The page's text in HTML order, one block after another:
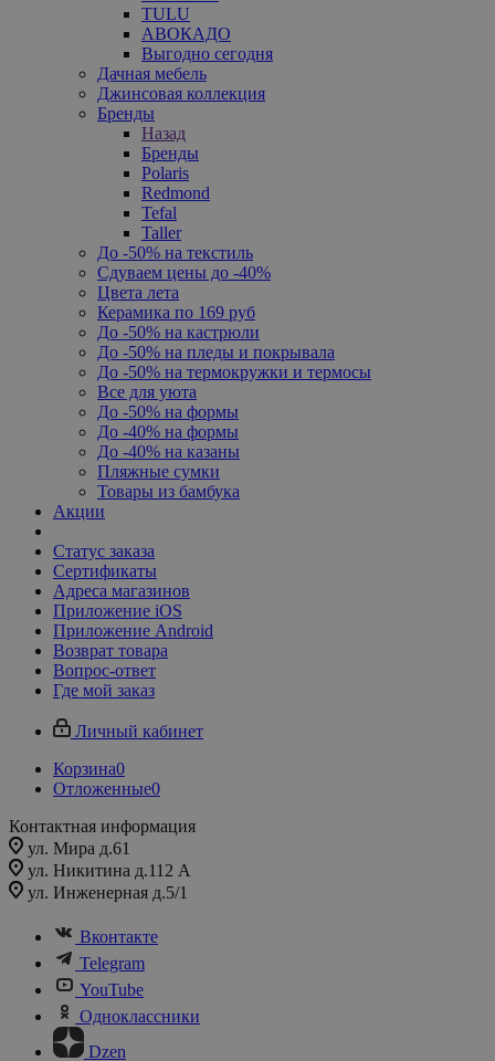
TULU
АВОКАДО
Выгодно сегодня
Дачная мебель
Джинсовая коллекция
Бренды
Назад
Бренды
Polaris
Redmond
Tefal
Taller
До -50% на текстиль
Сдуваем цены до -40%
Цвета лета
Керамика по 169 руб
До -50% на кастрюли
До -50% на пледы и покрывала
До -50% на термокружки и термосы
Все для уюта
До -50% на формы
До -40% на формы
До -40% на казаны
Пляжные сумки
Товары из бамбука
Акции
Статус заказа
Сертификаты
Адреса магазинов
Приложение iOS
Приложение Android
Возврат товара
Вопрос-ответ
Где мой заказ
Личный кабинет
Корзина0
Отложенные0
Контактная информация
ул. Мира д.61
ул. Никитина д.112 А
ул. Инженерная д.5/1
Вконтакте
Telegram
YouTube
Одноклассники
Dzen